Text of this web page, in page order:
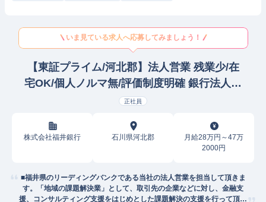
いま見ている求人へ応募してみましょう！
【東証プライム/河北郡】法人営業 残業少/在
宅OK/個人ノルマ無/評価制度明確 銀行法人営
業
正社員
株式会社福井銀行 石川県河北郡
月給28万円～47万
2000円
■福井県のリーディングバンクである当社の法人営業を担当して頂きま
す。「地域の課題解決業」として、取引先の企業などに対し、金融支
援、コンサルティング支援をはじめとした課題解決の支援を行って頂き